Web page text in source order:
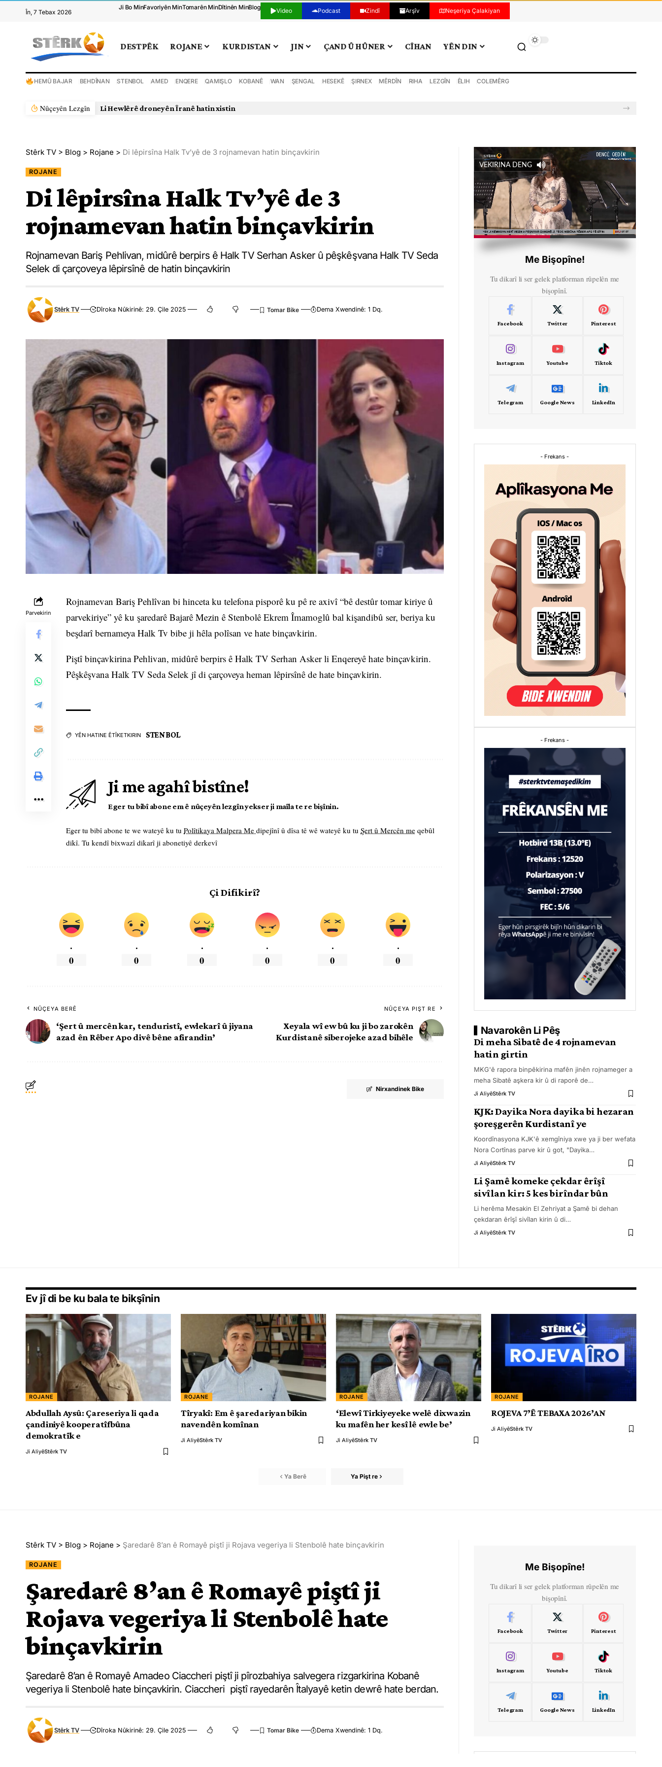
În, 7 Tebax 2026
Ji Bo MinFavoriyên MinTomarên MinDîtinên MinBlog Video Podcast Zindî Arşîv Neşeriya Çalakiyan
DESTPÊK ROJANE KURDISTAN JIN ÇAND Û HÛNER CÎHAN YÊN DIN
HEMÛ BAJAR BEHDÎNAN STENBOL AMED ENQERE QAMIŞLO KOBANÊ WAN ŞENGAL HESEKÊ ŞIRNEX MÊRDÎN RIHA LEZGÎN ÊLIH COLEMÊRG
Nûçeyên Lezgîn Li Hewlêrê droneyên Îranê hatin xistin
Stêrk TV > Blog > Rojane > Di lêpirsîna Halk Tv’yê de 3 rojnamevan hatin binçavkirin
ROJANE
Di lêpirsîna Halk Tv’yê de 3
rojnamevan hatin binçavkirin
Rojnamevan Bariş Pehlivan, midûrê berpirs ê Halk TV Serhan Asker û pêşkêşvana Halk TV Seda
Selek di çarçoveya lêpirsînê de hatin binçavkirin
Stêrk TV Dîroka Nûkirinê: 29. Çile 2025 Dema Xwendinê: 1 Dq.
Parvekirin
Rojnamevan Bariş Pehlîvan bi hinceta ku telefona pisporê ku pê re axivî “bê destûr tomar kiriye û
parvekiriye” yê ku şaredarê Bajarê Mezin ê Stenbolê Ekrem Îmamoglû bal kişandibû ser, beriya ku
beşdarî bernameya Halk Tv bibe ji hêla polîsan ve hate binçavkirin.
Piştî binçavkirina Pehlivan, midûrê berpirs ê Halk TV Serhan Asker li Enqereyê hate binçavkirin.
Pêşkêşvana Halk TV Seda Selek jî di çarçoveya heman lêpirsînê de hate binçavkirin.
YÊN HATINE ÊTÎKETKIRIN STENBOL
Ji me agahî bistîne!
Eger tu bibî abone em ê nûçeyên lezgîn yekser ji maîla te re bişînin.
Eger tu bibî abone te we wateyê ku tu Polîtikaya Malpera Me dipejînî û dîsa tê wê wateyê ku tu Şert û Mercên me qebûl
dikî. Tu kendî bixwazî dikarî ji abonetiyê derkevî
Çi Difikirî?
.
0
.
0
.
0
.
0
.
0
.
0
NÛÇEYA BERÊ
‘Şert û mercên kar, tenduristî, ewlekarî û jiyana
azad ên Rêber Apo divê bêne afirandin’
NÛÇEYA PIŞT RE
Xeyala wî ew bû ku ji bo zarokên
Kurdistanê siberojeke azad bihêle
Nirxandinek Bike
VEKIRINA DENG
Me Bişopîne!
Tu dikarî li ser gelek platforman rûpelên me
bişopînî.
Facebook Twitter Pinterest
Instagram Youtube Tiktok
Telegram Google News LinkedIn
- Frekans -
- Frekans -
Navarokên Li Pêş
Di meha Sibatê de 4 rojnamevan
hatin girtin
MKG'ê rapora binpêkirina mafên jinên rojnameger a
meha Sibatê aşkera kir û di raporê de…
Ji AliyêStêrk TV
KJK: Dayika Nora dayika bi hezaran
şoreşgerên Kurdistanî ye
Koordînasyona KJK'ê xemgîniya xwe ya ji ber wefata
Nora Cortînas parve kir û got, "Dayika…
Ji AliyêStêrk TV
Li Şamê komeke çekdar êrîşî
sivîlan kir: 5 kes birîndar bûn
Li herêma Mesakin El Zehriyat a Şamê bi dehan
çekdaran êrîşî sivîlan kirin û di…
Ji AliyêStêrk TV
Ev jî di be ku bala te bikşînin
ROJANE
Abdullah Aysû: Çareseriya li qada
çandiniyê kooperatîfbûna
demokratîk e
Ji AliyêStêrk TV
ROJANE
Tîryakî: Em ê şaredariyan bikin
navendên komînan
Ji AliyêStêrk TV
ROJANE
‘Elewî Tirkiyeyeke welê dixwazin
ku mafên her kesî lê ewle be’
Ji AliyêStêrk TV
ROJANE
ROJEVA 7’Ê TEBAXA 2026’AN
Ji AliyêStêrk TV
Ya Berê Ya Pişt re
Stêrk TV > Blog > Rojane > Şaredarê 8’an ê Romayê piştî ji Rojava vegeriya li Stenbolê hate binçavkirin
ROJANE
Şaredarê 8’an ê Romayê piştî ji
Rojava vegeriya li Stenbolê hate
binçavkirin
Şaredarê 8’an ê Romayê Amadeo Ciaccheri piştî ji pîrozbahiya salvegera rizgarkirina Kobanê
vegeriya li Stenbolê hate binçavkirin. Ciaccheri piştî rayedarên Îtalyayê ketin dewrê hate berdan.
Stêrk TV Dîroka Nûkirinê: 29. Çile 2025 Dema Xwendinê: 1 Dq.
Me Bişopîne!
Tu dikarî li ser gelek platforman rûpelên me
bişopînî.
Facebook Twitter Pinterest
Instagram Youtube Tiktok
Telegram Google News LinkedIn